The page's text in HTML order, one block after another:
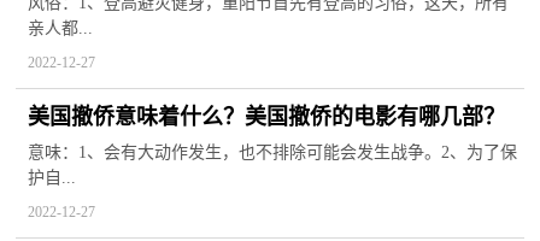
亲人都...
2022-12-27
美国撤侨意味着什么？美国撤侨的电影有哪几部？
意味：1、会有大动作发生，也不排除可能会发生战争。2、为了保
护自...
2022-12-27